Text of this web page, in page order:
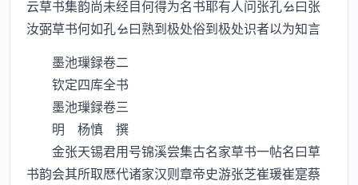
云草书集韵尚未经目何得为名书耶有人问张孔曰张
汝弼草书何如孔曰熟到极处俗到极处识者以为知言
墨池璅録卷二
钦定四库全书
墨池璅録卷三
明 杨慎 撰
金张天锡君用号锦溪尝集古名家草书一帖名曰草
书韵会其所取厯代诸家汉则章帝史游张芝崔瑗崔寔蔡